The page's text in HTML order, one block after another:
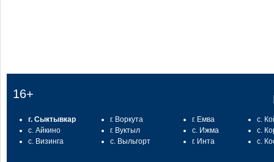
16+
г. Сыктывкар
с. Айкино
с. Визинга
г. Воркута
г. Вуктыл
с. Выльгорт
г. Емва
с. Ижма
г. Инта
с.
с.
с.